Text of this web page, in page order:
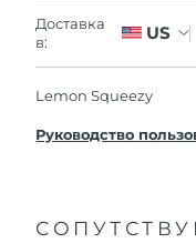
Доставка
в:
US
Lemon Squeezy
Руководство